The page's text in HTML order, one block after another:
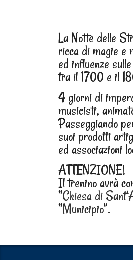
La Notte delle
ricca di magie e
ed influenze
tra il 1700 e il
4 giorni di
musicisti,
Passeggiando
suoi prodotti
ed associazioni
ATTENZIONE!
Il trenino avrà
“Chiesa di
“Municipio”.